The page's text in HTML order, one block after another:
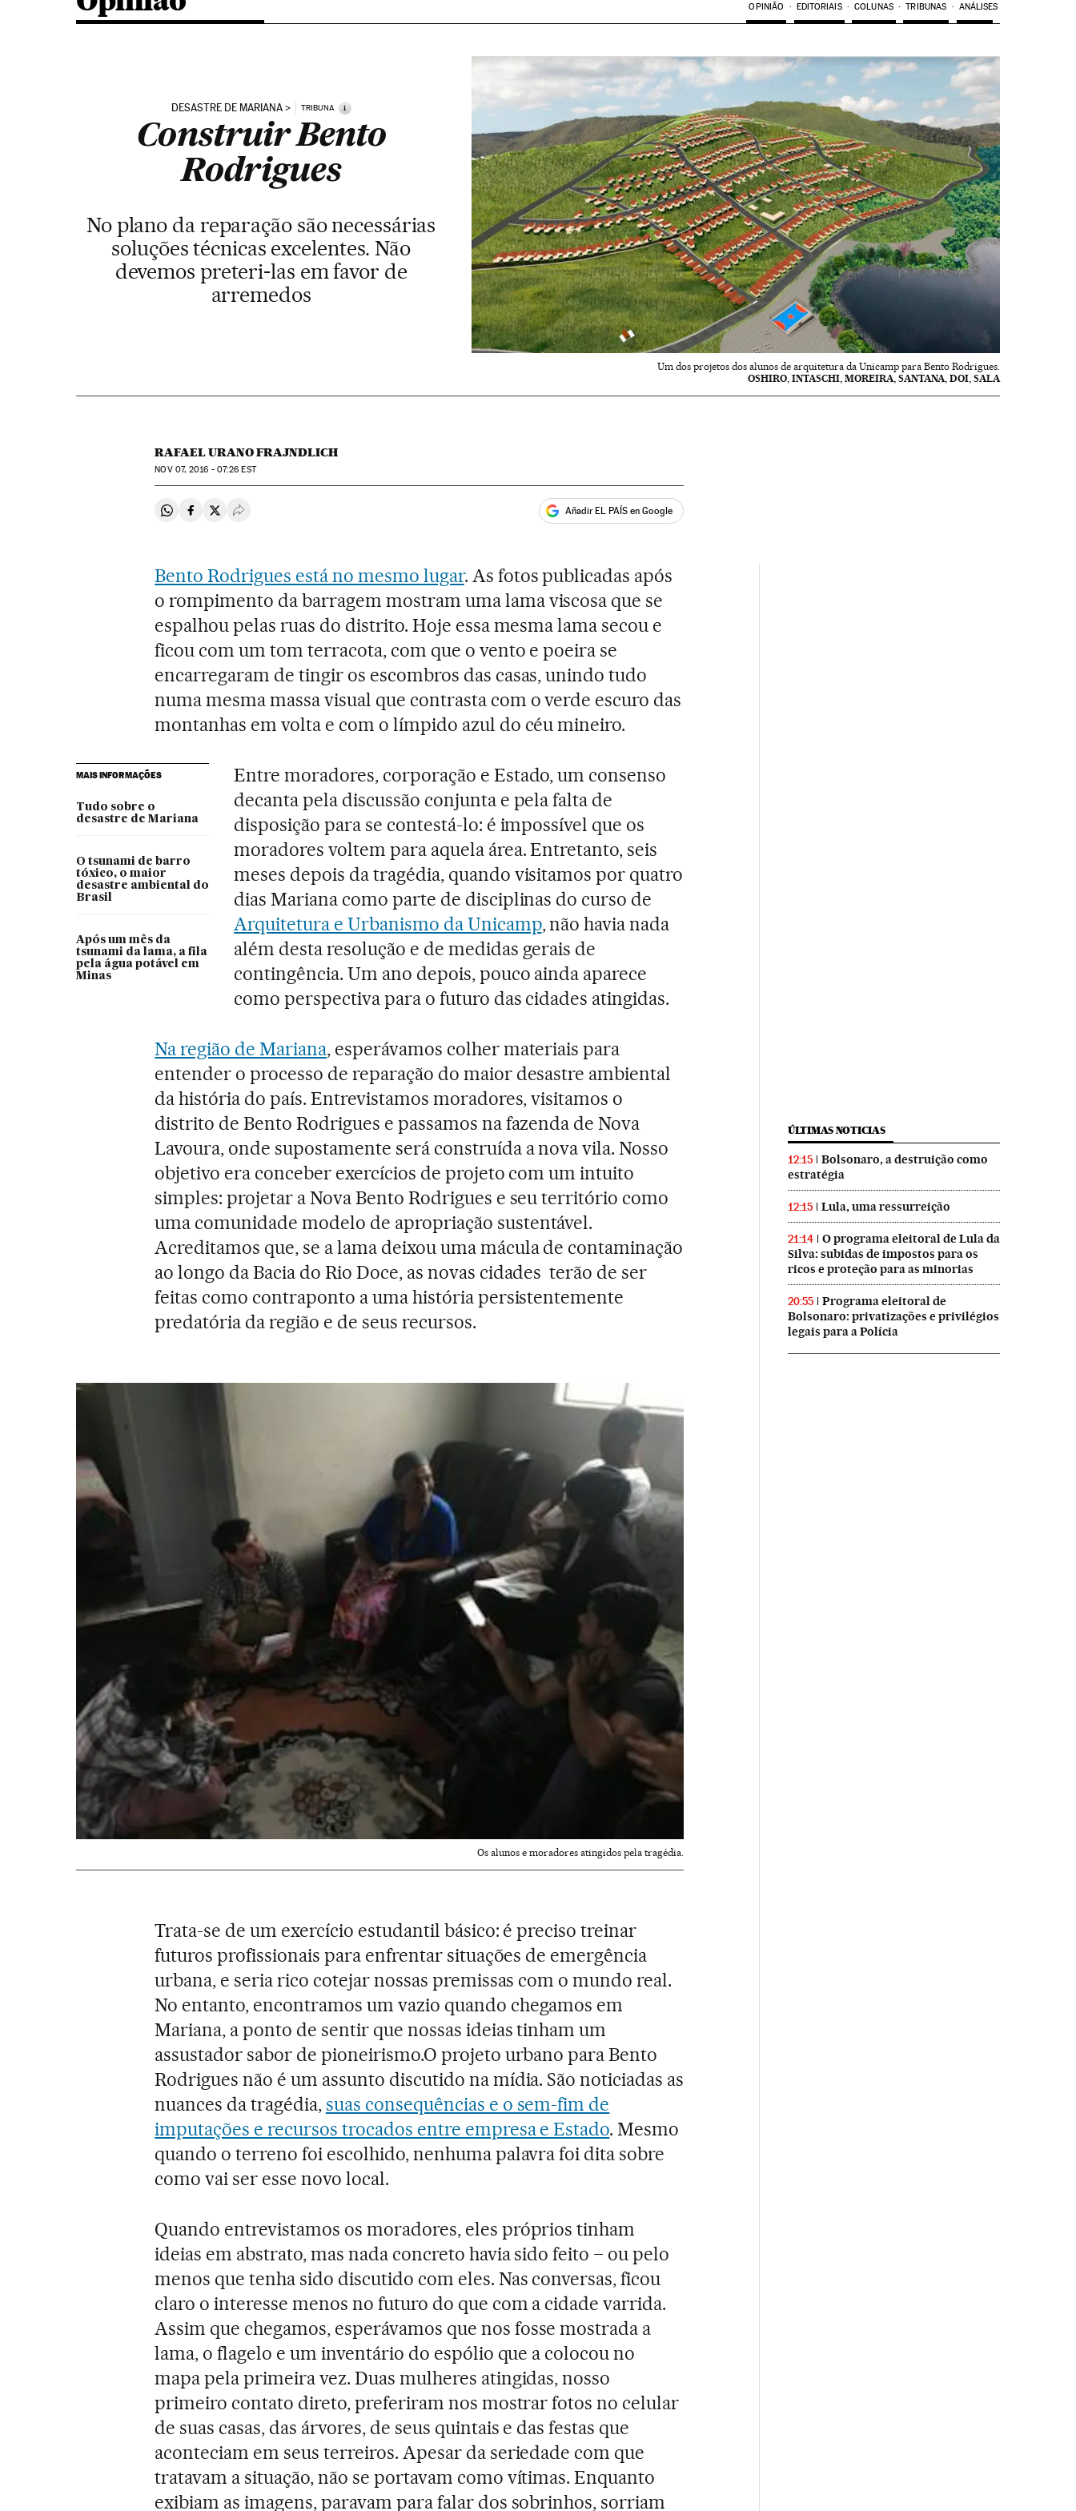
OPINIÃO EDITORIAIS COLUNAS TRIBUNAS ANÁLISES
DESASTRE DE MARIANA TRIBUNA i
Construir Bento
Rodrigues
No plano da reparação são necessárias
soluções técnicas excelentes. Não
devemos preteri-las em favor de
arremedos
Um dos projetos dos alunos de arquitetura da Unicamp para Bento Rodrigues.
OSHIRO, INTASCHI, MOREIRA, SANTANA, DOI, SALA
RAFAEL URANO FRAJNDLICH
NOV07, 2016 - 07:26 EST
Compartir en Whatsapp
Compartir en Facebook
Compartir en Twitter
Desplegar Redes Sociales Añadir EL PAÍS en Google
Bento Rodrigues está no mesmo lugar. As fotos publicadas após
o rompimento da barragem mostram uma lama viscosa que se
espalhou pelas ruas do distrito. Hoje essa mesma lama secou e
ficou com um tom terracota, com que o vento e poeira se
encarregaram de tingir os escombros das casas, unindo tudo
numa mesma massa visual que contrasta com o verde escuro das
montanhas em volta e com o límpido azul do céu mineiro.
MAIS INFORMAÇÕES
Tudo sobre o
desastre de Mariana
O tsunami de barro
tóxico, o maior
desastre ambiental do
Brasil
Após um mês da
tsunami da lama, a fila
pela água potável em
Minas
Entre moradores, corporação e Estado, um consenso
decanta pela discussão conjunta e pela falta de
disposição para se contestá-lo: é impossível que os
moradores voltem para aquela área. Entretanto, seis
meses depois da tragédia, quando visitamos por quatro
dias Mariana como parte de disciplinas do curso de
Arquitetura e Urbanismo da Unicamp, não havia nada
além desta resolução e de medidas gerais de
contingência. Um ano depois, pouco ainda aparece
como perspectiva para o futuro das cidades atingidas.
Na região de Mariana, esperávamos colher materiais para
entender o processo de reparação do maior desastre ambiental
da história do país. Entrevistamos moradores, visitamos o
distrito de Bento Rodrigues e passamos na fazenda de Nova
Lavoura, onde supostamente será construída a nova vila. Nosso
objetivo era conceber exercícios de projeto com um intuito
simples: projetar a Nova Bento Rodrigues e seu território como
uma comunidade modelo de apropriação sustentável.
Acreditamos que, se a lama deixou uma mácula de contaminação
ao longo da Bacia do Rio Doce, as novas cidades terão de ser
feitas como contraponto a uma história persistentemente
predatória da região e de seus recursos.
Os alunos e moradores atingidos pela tragédia.
Trata-se de um exercício estudantil básico: é preciso treinar
futuros profissionais para enfrentar situações de emergência
urbana, e seria rico cotejar nossas premissas com o mundo real.
No entanto, encontramos um vazio quando chegamos em
Mariana, a ponto de sentir que nossas ideias tinham um
assustador sabor de pioneirismo.O projeto urbano para Bento
Rodrigues não é um assunto discutido na mídia. São noticiadas as
nuances da tragédia,suas consequências e o sem-fim de
imputações e recursos trocados entre empresa e Estado. Mesmo
quando o terreno foi escolhido, nenhuma palavra foi dita sobre
como vai ser esse novo local.
Quando entrevistamos os moradores, eles próprios tinham
ideias em abstrato, mas nada concreto havia sido feito – ou pelo
menos que tenha sido discutido com eles. Nas conversas, ficou
claro o interesse menos no futuro do que com a cidade varrida.
Assim que chegamos, esperávamos que nos fosse mostrada a
lama, o flagelo e um inventário do espólio que a colocou no
mapa pela primeira vez. Duas mulheres atingidas, nosso
primeiro contato direto, preferiram nos mostrar fotos no celular
de suas casas, das árvores, de seus quintais e das festas que
aconteciam em seus terreiros. Apesar da seriedade com que
tratavam a situação, não se portavam como vítimas. Enquanto
exibiam as imagens, paravam para falar dos sobrinhos, sorriam
ÚLTIMAS NOTICIAS
12:15
Bolsonaro, a destruição como
estratégia
12:15 Lula, uma ressurreição
21:14
O programa eleitoral de Lula da
Silva: subidas de impostos para os
ricos e proteção para as minorias
20:55
Programa eleitoral de
Bolsonaro: privatizações e privilégios
legais para a Polícia